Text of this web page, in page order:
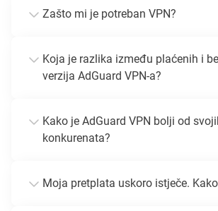
Zašto mi je potreban VPN?
Koja je razlika između plaćenih i
verzija AdGuard VPN-a?
Kako je AdGuard VPN bolji od
konkurenata?
Moja pretplata uskoro istječe.